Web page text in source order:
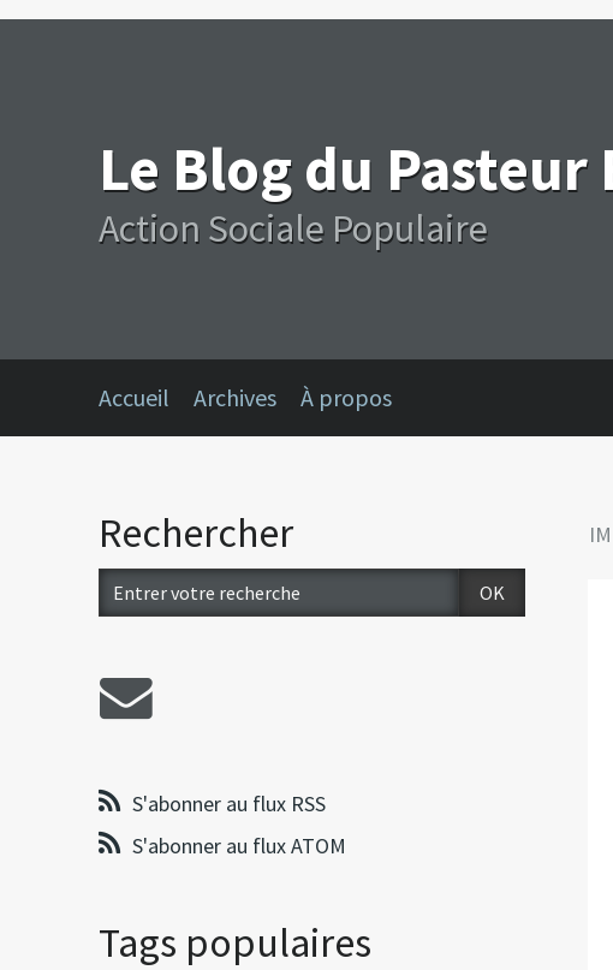
Le Blog du
Action Sociale Populaire
Accueil Archives À propos
Rechercher
S'abonner au flux RSS
S'abonner au flux ATOM
Tags populaires